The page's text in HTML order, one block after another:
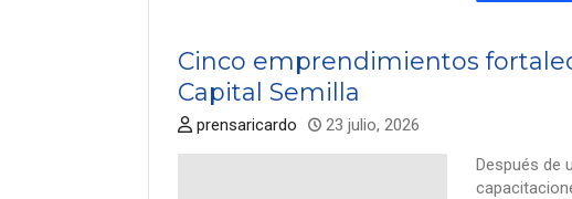
Cinco emprendimientos
Capital Semilla
prensaricardo 23 julio, 2026
Después de